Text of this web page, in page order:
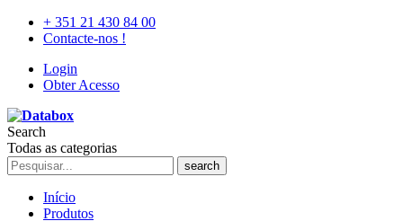
+ 351 21 430 84 00
Contacte-nos !
Login
Obter Acesso
Search
Todas as categorias
search
Início
Produtos